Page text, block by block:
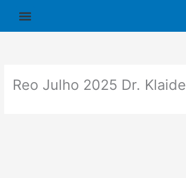
o
Reo Julho 2025 Dr. Klaide